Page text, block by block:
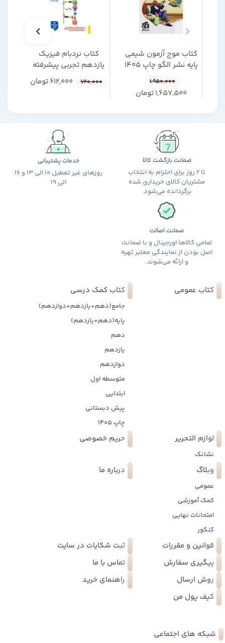
کتاب موج آزمون شیمی
پایه نشر الگو چاپ 1405
1,950,000
1,657,500تومان
کتاب نردبام فیزیک
یازدهم تجربی پیشرفته
خیلی سبز چاپ 1404
720,000
612,000تومان
ضمانت بازگشت کالا
تا 2 روز برای احترام به انتخاب
مشتریان کالای خریداری شده
برگردانده می‌شود.
خدمات پشتیبانی
روزهای غیر تعطیل 10 الی 13 و 16
الی 19
ضمانت اصالت
تمامی کالاها اورجینال و با ضمانت
اصل بودن از نمایندگی معتبر تهیه
و ارائه می‌شوند.
کتاب عمومی کتاب کمک درسی
جامع(دهم+یازدهم+دوازدهم)
پایه(دهم+یازدهم)
دهم
یازدهم
دوازدهم
متوسطه اول
ابتدایی
پیش دبستانی
چاپ 1405
لوازم التحریر
نشانک
حریم خصوصی
وبلاگ
عمومی
کمک آموزشی
امتحانات نهایی
کنکور
درباره ما
قوانین و مقررات
ثبت شکایات در سایت
پیگیری سفارش
تماس با ما
روش ارسال
راهنمای خرید
کیف پول من
شبکه های اجتماعی